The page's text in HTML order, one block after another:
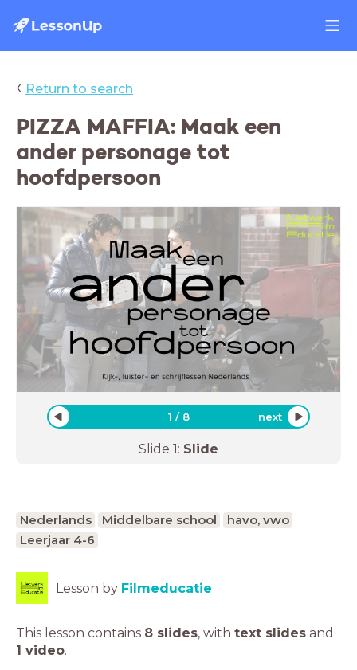
‹ Return to search
PIZZA MAFFIA: Maak een
ander personage tot
hoofdpersoon
1 / 8 next
Slide 1: Slide
Nederlands Middelbare school
havo, vwo
Leerjaar 4-6
Lesson by Filmeducatie
This lesson contains 8 slides, with text slides and
1 video.